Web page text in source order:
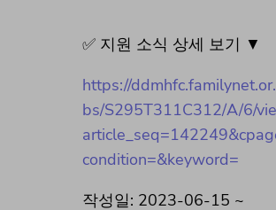
✅ 지원 소식 상세 보기 ▼
https://
bs/S295T311C312/A/6/
condition=&keyword=
작성일: 2023-06-15 ~